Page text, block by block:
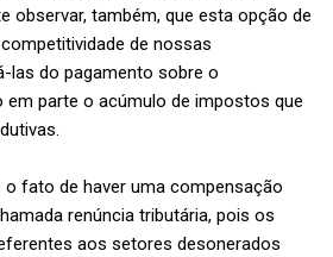
observar, também, que esta opção de
de nossas
las do pagamento sobre o
em parte o acúmulo de impostos que
o fato de haver uma compensação
renúncia tributária, pois os
aos setores desonerados